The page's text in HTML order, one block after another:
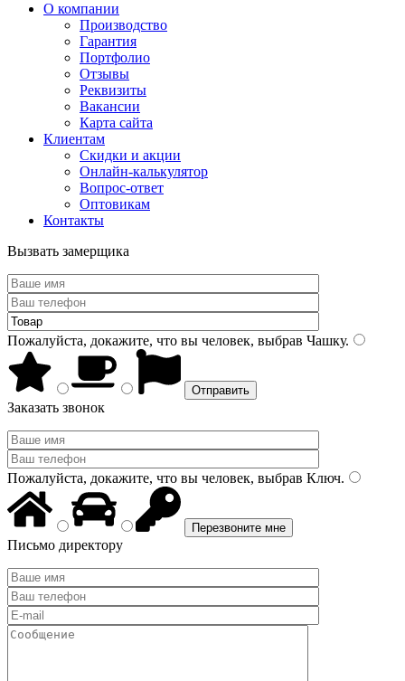
О компании
Производство
Гарантия
Портфолио
Отзывы
Реквизиты
Вакансии
Карта сайта
Клиентам
Скидки и акции
Онлайн-калькулятор
Вопрос-ответ
Оптовикам
Контакты
Вызвать замерщика
Пожалуйста, докажите, что вы человек, выбрав Чашку.
Заказать звонок
Пожалуйста, докажите, что вы человек, выбрав Ключ.
Письмо директору